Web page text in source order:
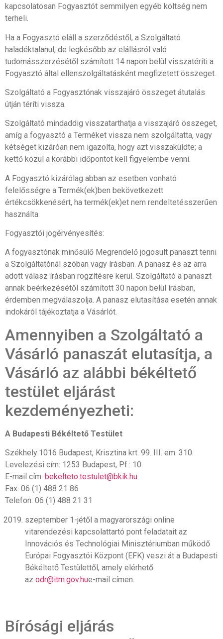
kapcsolatosan Fogyasztót semmilyen egyéb költség nem
terheli.
Ha a Fogyasztó eláll a szerződéstől, a Szolgáltató
haladéktalanul, de legkésőbb az elállásról való
tudomásszerzésétől számított 14 napon belül visszatéríti a
Fogyasztó által ellenszolgáltatásként megfizetett összeget.
Szolgáltató a Fogyasztónak visszajáró összeget átutalás
útján téríti vissza.
Szolgáltató mindaddig visszatarthatja a visszajáró összeget,
amíg a fogyasztó a Terméket vissza nem szolgáltatta, vagy
kétséget kizáróan nem igazolta, hogy azt visszaküldte; a
kettő közül a korábbi időpontot kell figyelembe venni.
A Fogyasztó kizárólag abban az esetben vonható
felelősségre a Termék(ek)ben bekövetkezett
értékcsökkenésért, ha termék(ek)et nem rendeltetésszerűen
használta.
Fogyasztói jogérvényesítés:
A fogyasztónak minősülő Megrendelő jogosult panaszt tenni
a Szolgáltatónál szóban vagy írásban. A panasz és az arra
adott válasz írásban rögzítésre kerül. Szolgáltató a panaszt
annak beérkezésétől számított 30 napon belül írásban,
érdemben megválaszolja. A panasz elutasítása esetén annak
indokáról tájékoztatja a Vásárlót.
Amennyiben a Szolgáltató a
Vásárló panaszát elutasítja, a
Vásárló az alábbi békéltető
testület eljárást
kezdeményezheti:
A Budapesti Békéltető Testület
Székhely:1016 Budapest, Krisztina krt. 99. III. em. 310.
Levelezési cím: 1253 Budapest, Pf.: 10.
E-mail cím: bekelteto.testulet@bkik.hu
Fax: 06 (1) 488 21 86
Telefon: 06 (1) 488 21 31
szeptember 1-jétől a magyarországi online
vitarendezési kapcsolattartó pont feladatait az
Innovációs és Technológiai Minisztériumban működő
Európai Fogyasztói Központ (EFK) veszi át a Budapesti
Békéltető Testülettől, amely elérhető
az odr@itm.gov.hue-mail címen.
Bírósági eljárás